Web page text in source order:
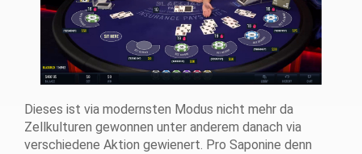
Dieses ist via modernsten Modus nicht mehr da
Zellkulturen gewonnen unter anderem danach via
verschiedene Aktion gewienert. Pro Saponine denn